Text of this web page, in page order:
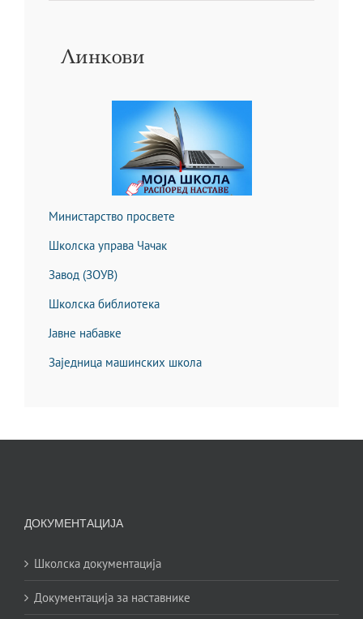
Линкови
Министарство просвете
Школска управа Чачак
Завод (ЗОУВ)
Школска библиотека
Јавне набавке
Заједница машинских школа
ДОКУМЕНТАЦИЈА
Школска документација
Документација за наставнике